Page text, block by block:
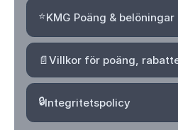
⭐KMG Poäng & belöningar
📄Villkor för poäng,
🔒Integritetspolicy